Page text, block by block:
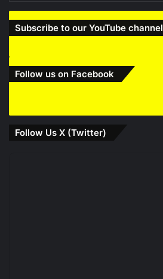
Subscribe to our YouTube channel
Follow us on Facebook
Follow Us X (Twitter)